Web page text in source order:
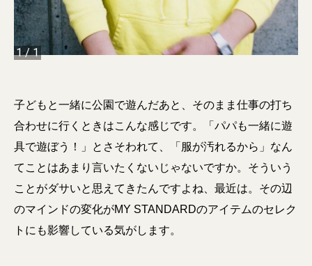
1/1
子どもと一緒に公園で遊んだあと、そのまま仕事の打ち
合わせに行くときはこんな感じです。「パパも一緒に遊
具で遊ぼう！」とさそわれて、「服が汚れるから」なん
てことはあまり言いたくないじゃないですか。そういう
ことがダサいと思えてきたんですよね、最近は。その辺
のマインドの変化がMY STANDARDのアイテムのセレク
トにも影響している気がします。